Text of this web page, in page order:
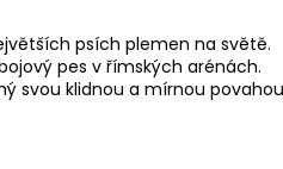
psích plemen na světě.
pes v římských arénách.
svou klidnou a mírnou